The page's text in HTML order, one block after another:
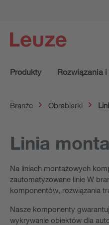
Produkty Rozwiązania i
Branże Obrabiarki
Linia
Na liniach montażowych
zautomatyzowane linie W
komponentów, rozwiązania
Nasze komponenty
wykrywanie obiektów dla